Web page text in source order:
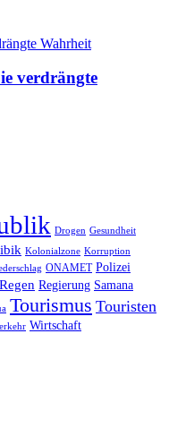
verdrängte
Drogen Gesundheit
Kolonialzone Korruption
ONAMET Polizei
Regen Regierung Samana
Tourismus Touristen
Wirtschaft